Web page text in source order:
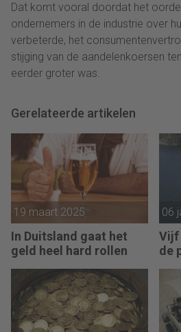
Dat komt vooral doordat het
ondernemers in de industrie over
verbeterde, het
stijging van de aandelenkoersen
eerder groter was.
Gerelateerde artikelen
19 maart 2025
In Duitsland gaat het
geld heel hard rollen
06
Vijf
de